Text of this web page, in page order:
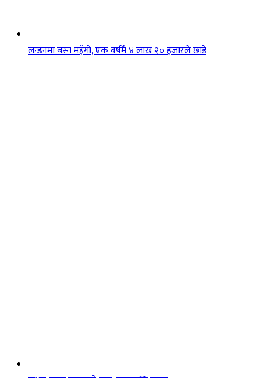
लन्डनमा बस्न महँगो, एक वर्षमै ४ लाख २० हजारले छाडे